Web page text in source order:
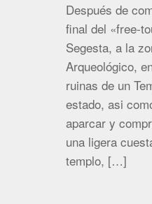
Después de
final del «free-
Segesta, a la
Arqueológico,
ruinas de un
estado, asi
aparcar y
una ligera
templo, […]